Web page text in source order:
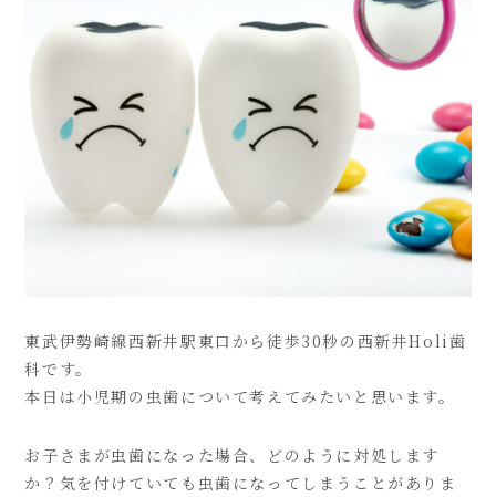
東武伊勢崎線西新井駅東口から徒歩30秒の西新井Holi歯
科です。
本日は小児期の虫歯について考えてみたいと思います。
お子さまが虫歯になった場合、どのように対処します
か？気を付けていても虫歯になってしまうことがありま